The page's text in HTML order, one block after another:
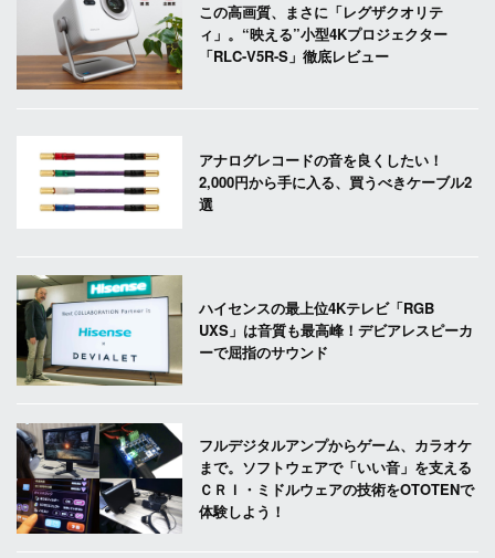
この高画質、まさに「レグザクオリテ
ィ」。“映える”小型4Kプロジェクター
「RLC-V5R-S」徹底レビュー
アナログレコードの音を良くしたい！
2,000円から手に入る、買うべきケーブル2
選
ハイセンスの最上位4Kテレビ「RGB
UXS」は音質も最高峰！デビアレスピーカ
ーで屈指のサウンド
フルデジタルアンプからゲーム、カラオケ
まで。ソフトウェアで「いい音」を支える
ＣＲＩ・ミドルウェアの技術をOTOTENで
体験しよう！